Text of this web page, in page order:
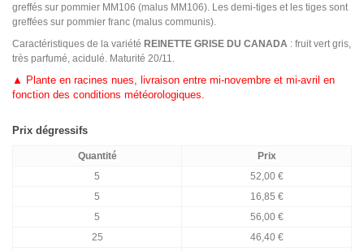
greffés sur pommier MM106 (malus MM106). Les demi-tiges et les tiges sont
greffées sur pommier franc (malus communis).
Caractéristiques de la variété REINETTE GRISE DU CANADA : fruit vert gris,
très parfumé, acidulé. Maturité 20/11.
▲ Plante en racines nues, livraison entre mi-novembre et mi-avril en
fonction des conditions météorologiques.
Prix dégressifs
Quantité
Prix
5
52,00 €
5
16,85 €
5
56,00 €
25
46,40 €